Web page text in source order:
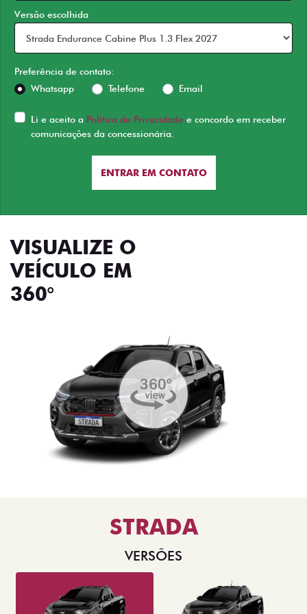
Versão escolhida
Preferência de contato:
Whatsapp
Telefone Email
Li e aceito a Política de Privacidade e concordo em receber
comunicações da concessionária.
ENTRAR EM CONTATO
VISUALIZE O
VEÍCULO EM
360°
STRADA
VERSÕES